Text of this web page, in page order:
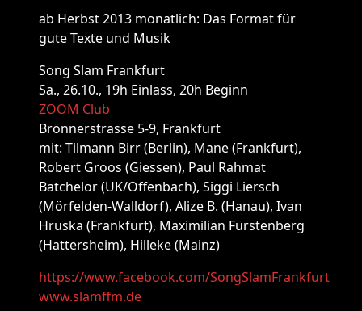
ab Herbst 2013 monatlich: Das Format für
gute Texte und Musik
Song Slam Frankfurt
Sa., 26.10., 19h Einlass, 20h Beginn
ZOOM Club
Brönnerstrasse 5-9, Frankfurt
mit: Tilmann Birr (Berlin), Mane (Frankfurt),
Robert Groos (Giessen), Paul Rahmat
Batchelor (UK/Offenbach), Siggi Liersch
(Mörfelden-Walldorf), Alize B. (Hanau), Ivan
Hruska (Frankfurt), Maximilian Fürstenberg
(Hattersheim), Hilleke (Mainz)
https://www.facebook.com/SongSlamFrankfurt
www.slamffm.de